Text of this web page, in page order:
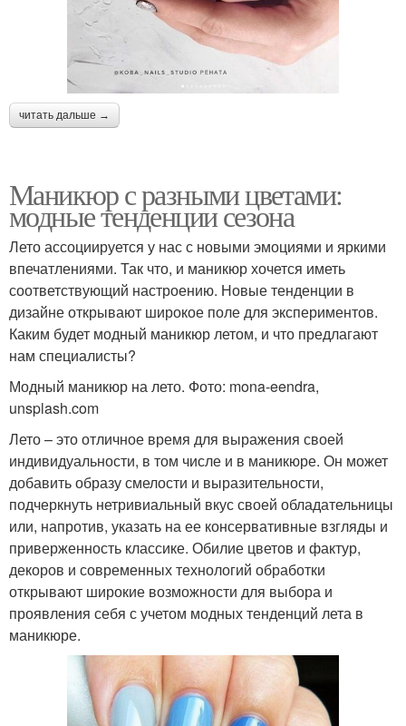
читать дальше →
Маникюр с разными цветами:
модные тенденции сезона
Лето ассоциируется у нас с новыми эмоциями и яркими
впечатлениями. Так что, и маникюр хочется иметь
соответствующий настроению. Новые тенденции в
дизайне открывают широкое поле для экспериментов.
Каким будет модный маникюр летом, и что предлагают
нам специалисты?
Модный маникюр на лето. Фото: mona-eendra,
unsplash.com
Лето – это отличное время для выражения своей
индивидуальности, в том числе и в маникюре. Он может
добавить образу смелости и выразительности,
подчеркнуть нетривиальный вкус своей обладательницы
или, напротив, указать на ее консервативные взгляды и
приверженность классике. Обилие цветов и фактур,
декоров и современных технологий обработки
открывают широкие возможности для выбора и
проявления себя с учетом модных тенденций лета в
маникюре.